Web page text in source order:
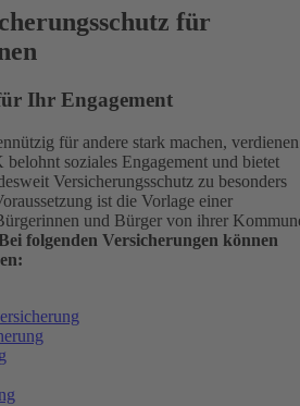
für
Ihr Engagement
für andere stark machen, verdienen
soziales Engagement und bietet
Versicherungsschutz zu besonders
ist die Vorlage einer
und Bürger von ihrer
folgenden Versicherungen können